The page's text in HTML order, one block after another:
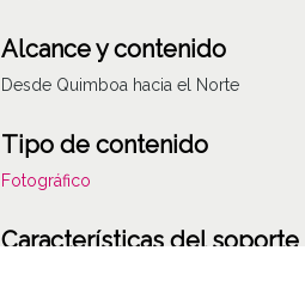
Alcance y contenido
Desde Quimboa hacia el Norte
Tipo de contenido
Fotográfico
Características del soporte